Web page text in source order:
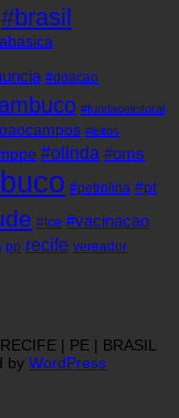
#brasil
#doacao
#fundaoeleitoral
#leitos
#olinda #oms
#petrolina #pt
#tce #vacinacao
pp recife vereador
| PE | BRASIL
by WordPress